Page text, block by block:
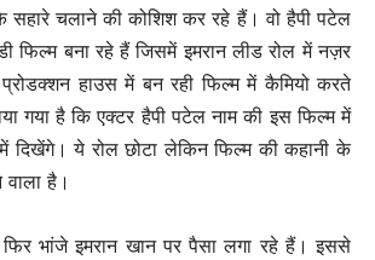
सहारे चलाने की कोशिश कर रहे हैं। वो हैपी पटेल
फिल्म बना रहे हैं जिसमें इमरान लीड रोल में नज़र
हाउस में बन रही फिल्म में कैमियो करते
गया है कि एक्टर हैपी पटेल नाम की इस फिल्म में
दिखेंगे। ये रोल छोटा लेकिन फिल्म की कहानी के
वाला है।
भांजे इमरान खान पर पैसा लगा रहे हैं। इससे